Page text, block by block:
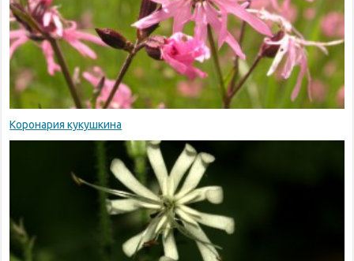
Коронария кукушкина